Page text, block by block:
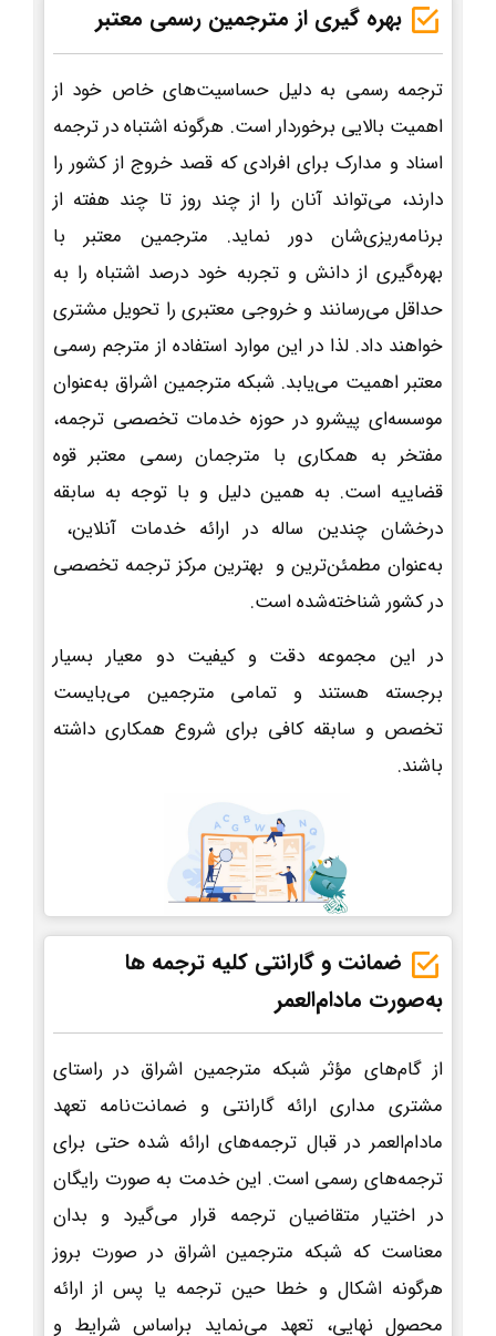
بهره گیری از مترجمین رسمی معتبر
ترجمه رسمی به دلیل حساسیت‌های خاص خود از
اهمیت بالایی برخوردار است. هرگونه اشتباه در ترجمه
اسناد و مدارک برای افرادی که قصد خروج از کشور را
دارند، می‌تواند آنان را از چند روز تا چند هفته از
برنامه‌ریزی‌شان دور نماید. مترجمین معتبر با
بهره‌گیری از دانش و تجربه خود درصد اشتباه را به
حداقل می‌رسانند و خروجی معتبری را تحویل مشتری
خواهند داد. لذا در این موارد استفاده از مترجم رسمی
معتبر اهمیت می‌یابد. شبکه مترجمین اشراق به‌عنوان
موسسه‌ای پیشرو در حوزه خدمات تخصصی ترجمه،
مفتخر به همکاری با مترجمان رسمی معتبر قوه
قضاییه است. به همین دلیل و با توجه به سابقه
درخشان چندین ساله در ارائه خدمات آنلاین،
به‌عنوان مطمئن‌ترین و بهترین مرکز ترجمه تخصصی
در کشور شناخته‌شده است.
در این مجموعه دقت و کیفیت دو معیار بسیار
برجسته هستند و تمامی مترجمین می‌بایست
تخصص و سابقه کافی برای شروع همکاری داشته
باشند.
ضمانت و گارانتی کلیه ترجمه ها
به‌صورت مادام‌العمر
از گام‌های مؤثر شبکه مترجمین اشراق در راستای
مشتری مداری ارائه گارانتی و ضمانت‌نامه تعهد
مادام‌العمر در قبال ترجمه‌های ارائه شده حتی برای
ترجمه‌های رسمی است. این خدمت به صورت رایگان
در اختیار متقاضیان ترجمه قرار می‌گیرد و بدان
معناست که شبکه مترجمین اشراق در صورت بروز
هرگونه اشکال و خطا حین ترجمه یا پس از ارائه
محصول نهایی، تعهد می‌نماید براساس شرایط و